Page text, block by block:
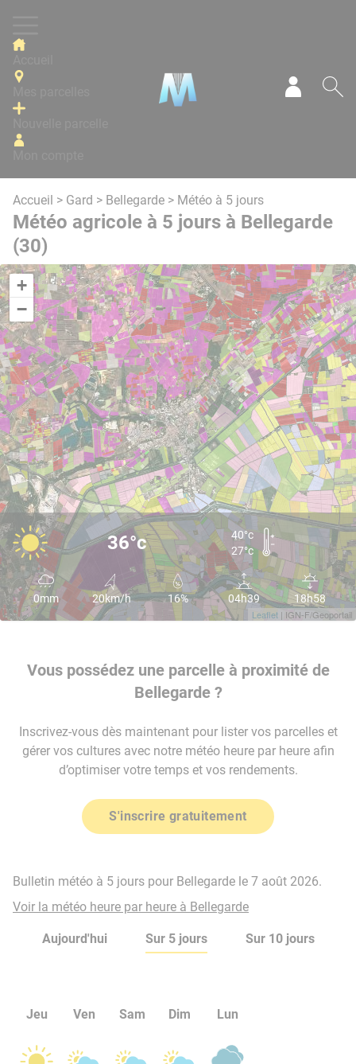
Accueil > Gard > Bellegarde > Météo à 5 jours
Météo agricole à 5 jours à Bellegarde
(30)
+
−
Leaflet | IGN-F/Geoportail
36°c
40°c
27°c
0mm 20km/h 16% 04h39 18h58
Vous possédez une parcelle à proximité de
Bellegarde ?
Inscrivez-vous dès maintenant pour lister vos parcelles et
gérer vos cultures avec notre météo heure par heure afin
d’optimiser votre temps et vos rendements.
S'inscrire gratuitement
Bulletin météo à 5 jours pour Bellegarde le 7 août 2026.
Voir la météo heure par heure à Bellegarde
Aujourd'hui Sur 5 jours Sur 10 jours
Jeu Ven Sam Dim Lun